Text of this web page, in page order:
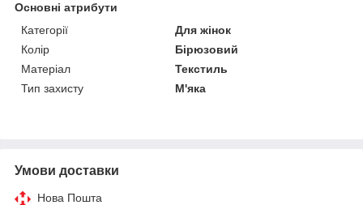
Основні атрибути
Категорії
Для жінок
Колір
Бірюзовий
Матеріал
Текстиль
Тип захисту
М'яка
Умови доставки
Нова Пошта